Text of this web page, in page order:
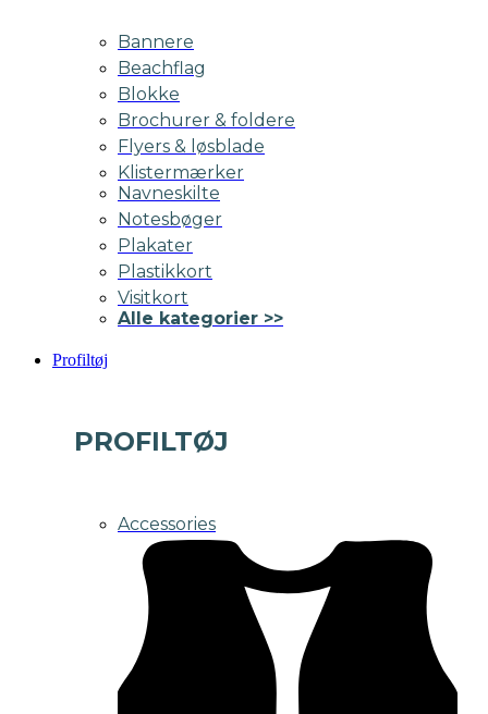
Bannere
Beachflag
Blokke
Brochurer & foldere
Flyers & løsblade
Klistermærker
Navneskilte
Notesbøger
Plakater
Plastikkort
Visitkort
Alle kategorier >>
Profiltøj
PROFILTØJ
Accessories